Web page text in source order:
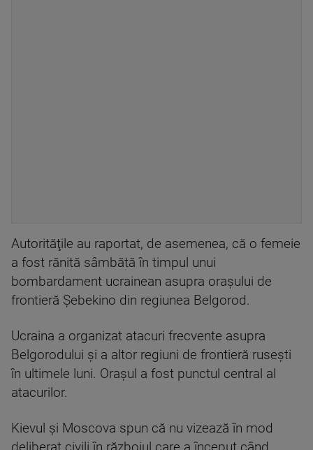
Autorităţile au raportat, de asemenea, că o femeie
a fost rănită sâmbătă în timpul unui
bombardament ucrainean asupra oraşului de
frontieră Şebekino din regiunea Belgorod.
Ucraina a organizat atacuri frecvente asupra
Belgorodului şi a altor regiuni de frontieră ruseşti
în ultimele luni. Oraşul a fost punctul central al
atacurilor.
Kievul şi Moscova spun că nu vizează în mod